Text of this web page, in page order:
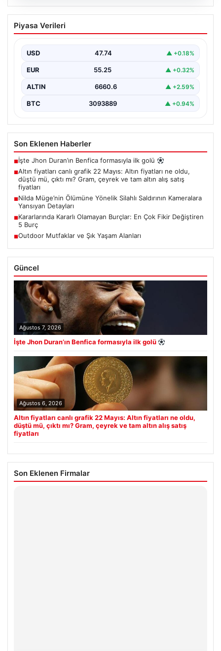
06.08.2026
Altın fiyatları canlı grafik 22 Mayıs: Altın
fiyatları ne oldu, düştü mü, çıktı mı?
fiyatları
Piyasa Verileri
USD 47.74 ▲ +0.18%
EUR 55.25 ▲ +0.32%
ALTIN 6660.6 ▲ +2.59%
BTC 3093889 ▲ +0.94%
Son Eklenen Haberler
■İşte Jhon Duran’ın Benfica formasıyla ilk golü
■Altın fiyatları canlı grafik 22 Mayıs: Altın fiyatları ne oldu,
düştü mü, çıktı mı? Gram, çeyrek ve tam altın alış satış
fiyatları
■Nilda Müge’nin Ölümüne Yönelik Silahlı Saldırının Kameralara
Yansıyan Detayları
■Kararlarında Kararlı Olamayan Burçlar: En Çok Fikir Değiştiren
5 Burç
■Outdoor Mutfaklar ve Şık Yaşam Alanları
Güncel
Ağustos 7, 2026
İşte Jhon Duran’ın Benfica formasıyla ilk golü
Ağustos 6, 2026
Altın fiyatları canlı grafik 22 Mayıs: Altın fiyatları ne oldu,
düştü mü, çıktı mı? Gram, çeyrek ve tam altın alış satış
fiyatları
Son Eklenen Firmalar